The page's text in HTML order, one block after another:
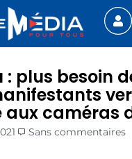
: plus besoin
aux caméras
Sans commentaires